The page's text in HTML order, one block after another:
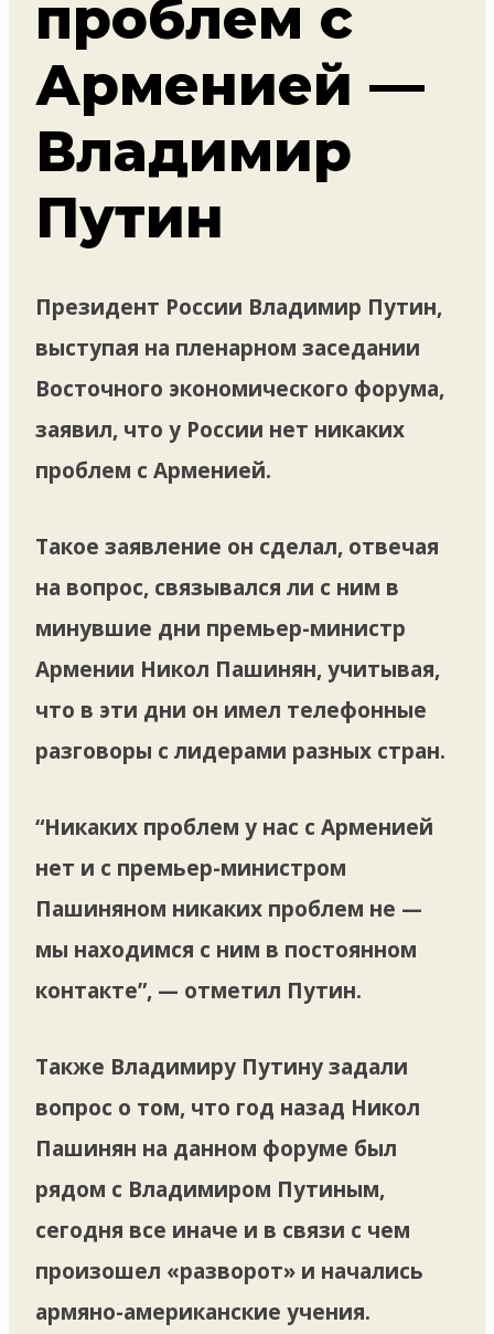
проблем с
Арменией —
Владимир
Путин
Президент России Владимир Путин,
выступая на пленарном заседании
Восточного экономического форума,
заявил, что у России нет никаких
проблем с Арменией.
Такое заявление он сделал, отвечая
на вопрос, связывался ли с ним в
минувшие дни премьер-министр
Армении Никол Пашинян, учитывая,
что в эти дни он имел телефонные
разговоры с лидерами разных стран.
“Никаких проблем у нас с Арменией
нет и с премьер-министром
Пашиняном никаких проблем не —
мы находимся с ним в постоянном
контакте”, — отметил Путин.
Также Владимиру Путину задали
вопрос о том, что год назад Никол
Пашинян на данном форуме был
рядом с Владимиром Путиным,
сегодня все иначе и в связи с чем
произошел «разворот» и начались
армяно-американские учения.